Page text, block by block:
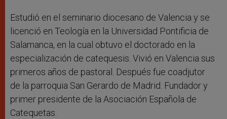
Estudió en el seminario diocesano de Valencia y se
licenció en Teología en la Universidad Pontificia de
Salamanca, en la cual obtuvo el doctorado en la
especialización de catequesis. Vivió en Valencia sus
primeros años de pastoral. Después fue coadjutor
de la parroquia San Gerardo de Madrid. Fundador y
primer presidente de la Asociación Española de
Catequetas.